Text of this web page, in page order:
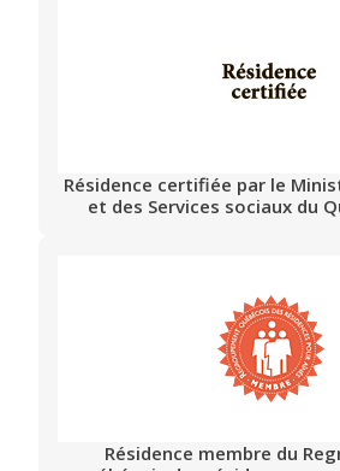
Résidence certifiée par le
et des Services sociaux du
Résidence membre du